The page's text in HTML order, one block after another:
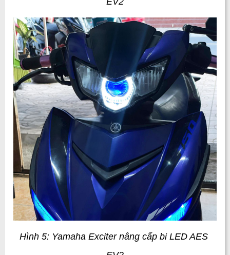
Hình 5: Yamaha Exciter nâng cấp bi LED AES